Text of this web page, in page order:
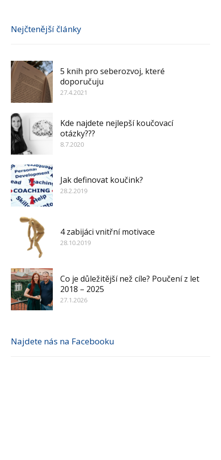
Nejčtenější články
5 knih pro seberozvoj, které
doporučuju
27.4.2021
Kde najdete nejlepší koučovací
otázky???
8.7.2020
Jak definovat koučink?
28.2.2019
4 zabijáci vnitřní motivace
28.10.2019
Co je důležitější než cíle? Poučení z let
2018 – 2025
27.1.2026
Najdete nás na Facebooku